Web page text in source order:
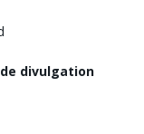
divulgation